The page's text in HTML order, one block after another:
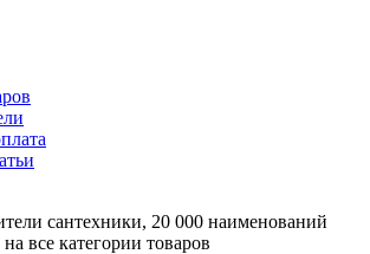
сантехники, 20 000 наименований
все категории товаров